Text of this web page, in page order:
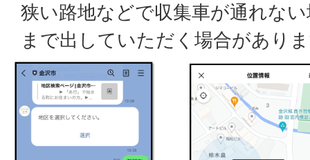
狭い路地などで収集車が通れな
まで出していただく場合があり